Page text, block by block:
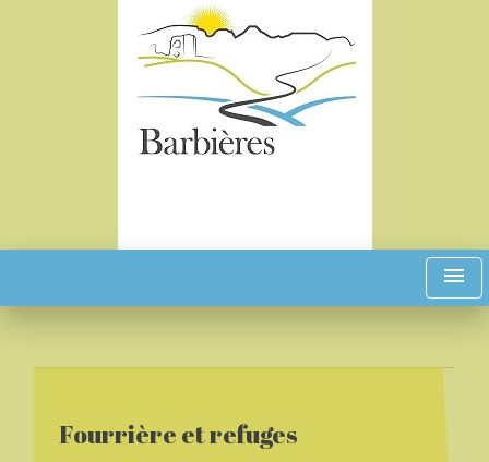
menu
Fourrière et refuges